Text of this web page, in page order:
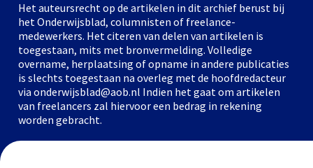
Het auteursrecht op de artikelen in dit archief berust bij
het Onderwijsblad, columnisten of freelance-
medewerkers. Het citeren van delen van artikelen is
toegestaan, mits met bronvermelding. Volledige
overname, herplaatsing of opname in andere publicaties
is slechts toegestaan na overleg met de hoofdredacteur
via onderwijsblad@aob.nl Indien het gaat om artikelen
van freelancers zal hiervoor een bedrag in rekening
worden gebracht.